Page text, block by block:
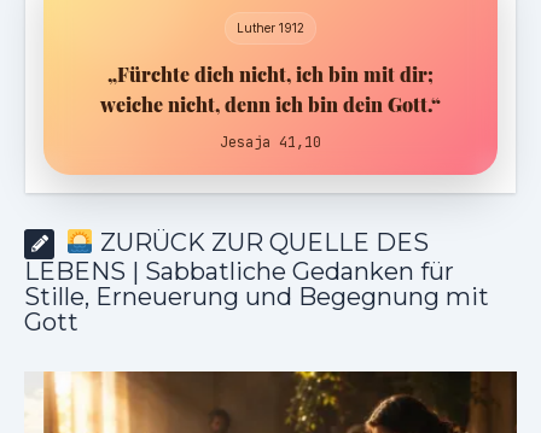
Luther 1912
„Fürchte dich nicht, ich bin mit dir;
weiche nicht, denn ich bin dein Gott.“
Jesaja 41,10
ZURÜCK ZUR QUELLE DES
LEBENS | Sabbatliche Gedanken für
Stille, Erneuerung und Begegnung mit
Gott